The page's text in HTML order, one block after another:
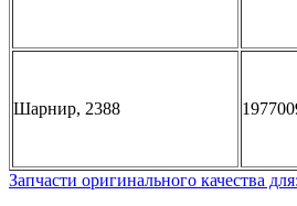
Шарнир, 2388
Запчасти оригинального качества для: